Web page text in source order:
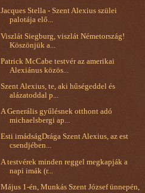
Jacques Stella - Szent Alexius szülei
palotája elő...
Viszlát Siegburg, viszlát Németország!
Köszönjük a...
Patrick McCabe testvér az amerikai
Alexiánus közös...
Szent Alexius, te, aki hűségeddel és
alázatoddal p...
A Generális gyűlésnek otthont adó
michaelsbergi ap...
Esti imádságDrága Szent Alexius, az est
csendjében...
A testvérek minden reggel megkapják a
napi imák (r...
Május 1-én, Munkás Szent József ünnepén,